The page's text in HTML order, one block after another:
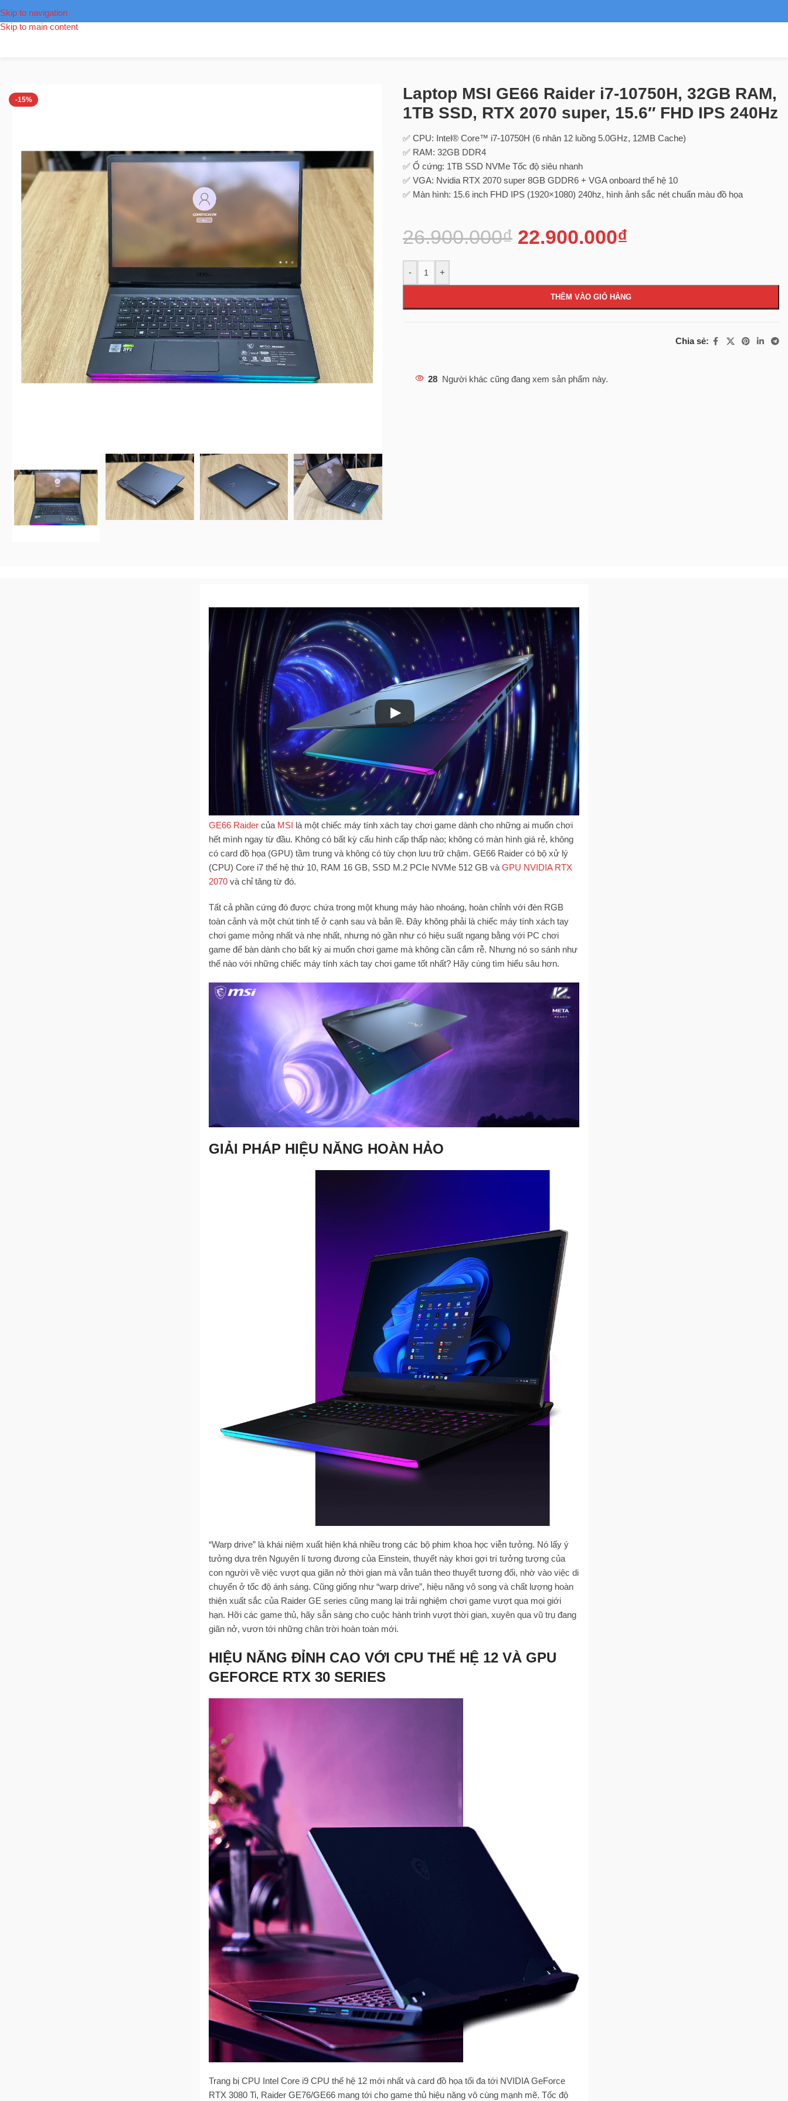
Skip to navigation
Skip to main content
-15%
Laptop MSI GE66 Raider i7-10750H, 32GB RAM,
1TB SSD, RTX 2070 super, 15.6″ FHD IPS 240Hz
✅ CPU: Intel® Core™ i7-10750H (6 nhân 12 luồng 5.0GHz, 12MB Cache)
✅ RAM: 32GB DDR4
✅ Ổ cứng: 1TB SSD NVMe Tốc độ siêu nhanh
✅ VGA: Nvidia RTX 2070 super 8GB GDDR6 + VGA onboard thế hệ 10
✅ Màn hình: 15.6 inch FHD IPS (1920×1080) 240hz, hình ảnh sắc nét chuẩn màu đồ họa
26.900.000₫ 22.900.000₫
- +
THÊM VÀO GIỎ HÀNG
Chia sẻ:
28 Người khác cũng đang xem sản phẩm này.
GE66 Raider của MSI
là một chiếc máy tính xách tay chơi game dành cho những ai muốn chơi
hết mình ngay từ đầu. Không có bất kỳ cấu hình cấp thấp nào; không có màn hình giá rẻ, không
có card đồ họa (GPU) tầm trung và không có tùy chọn lưu trữ chậm. GE66 Raider có bộ xử lý
(CPU) Core i7 thế hệ thứ 10, RAM 16 GB, SSD M.2 PCIe NVMe 512 GB vàGPU NVIDIA RTX
2070 và chỉ tăng từ đó.
Tất cả phần cứng đó được chứa trong một khung máy hào nhoáng, hoàn chỉnh với đèn RGB
toàn cảnh và một chút tinh tế ở cạnh sau và bản lề. Đây không phải là chiếc máy tính xách tay
chơi game mỏng nhất và nhẹ nhất, nhưng nó gần như có hiệu suất ngang bằng với PC chơi
game để bàn dành cho bất kỳ ai muốn chơi game mà không cần cắm rễ. Nhưng nó so sánh như
thế nào với những chiếc máy tính xách tay chơi game tốt nhất? Hãy cùng tìm hiểu sâu hơn.
GIẢI PHÁP HIỆU NĂNG HOÀN HẢO
“Warp drive” là khái niệm xuất hiện khá nhiều trong các bộ phim khoa học viễn tưởng. Nó lấy ý
tưởng dựa trên Nguyên lí tương đương của Einstein, thuyết này khơi gợi trí tưởng tượng của
con người về việc vượt qua giãn nở thời gian mà vẫn tuân theo thuyết tương đối, nhờ vào việc di
chuyển ở tốc độ ánh sáng. Cũng giống như “warp drive”, hiệu năng vô song và chất lượng hoàn
thiện xuất sắc của Raider GE series cũng mang lại trải nghiệm chơi game vượt qua mọi giới
hạn. Hỡi các game thủ, hãy sẵn sàng cho cuộc hành trình vượt thời gian, xuyên qua vũ trụ đang
giãn nở, vươn tới những chân trời hoàn toàn mới.
HIỆU NĂNG ĐỈNH CAO VỚI CPU THẾ HỆ 12 VÀ GPU
GEFORCE RTX 30 SERIES
Trang bị CPU Intel Core i9 CPU thế hệ 12 mới nhất và card đồ họa tối đa tới NVIDIA GeForce
RTX 3080 Ti, Raider GE76/GE66 mang tới cho game thủ hiệu năng vô cùng mạnh mẽ. Tốc độ